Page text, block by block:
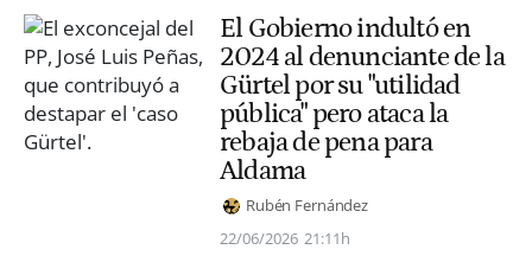
El Gobierno indultó en
2024 al denunciante de la
Gürtel por su "utilidad
pública" pero ataca la
rebaja de pena para
Aldama
Rubén Fernández
22/06/2026 21:11h